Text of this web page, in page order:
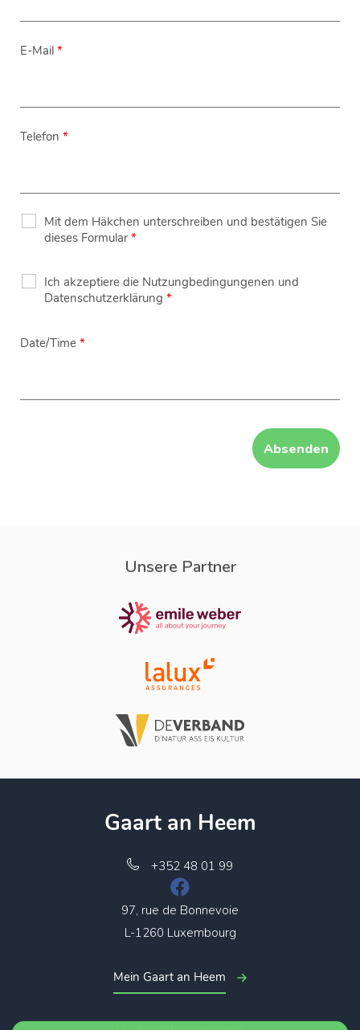
E-Mail *
Telefon *
Mit dem Häkchen unterschreiben und bestätigen Sie
dieses Formular*
Ich akzeptiere die Nutzungbedingungenen und
Datenschutzerklärung *
Date/Time *
Unsere Partner
Gaart an Heem
+352 48 01 99
97, rue de Bonnevoie
L-1260 Luxembourg
Mein Gaart an Heem